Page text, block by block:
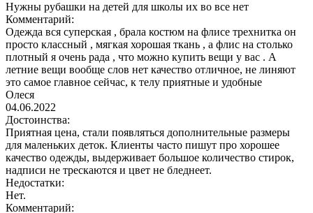
Нужны рубашки на детей для школы их во все нет
Комментарий:
Одежда вся суперская , брала костюм на флисе трехнитка он
просто классный , мягкая хорошая ткань , а флис на столько
плотный я очень рада , что можно купить вещи у вас . А
летние вещи вообще слов нет качество отличное, не линяют
это самое главное сейчас, к телу приятные и удобные
Олеся
04.06.2022
Достоинства:
Приятная цена, стали появляться дополнительные размеры
для маленьких деток. Клиенты часто пишут про хорошее
качество одежды, выдерживает большое количество стирок,
надписи не трескаются и цвет не бледнеет.
Недостатки:
Нет.
Комментарий: